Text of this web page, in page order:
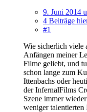
9. Juni 2014
4 Beiträge
#1
Wie sicherlich viele
Anfängen meiner
Filme geliebt, und
schon lange zum
Ittenbachs oder
der InfernalFilms
Szene immer
weniger talentierten